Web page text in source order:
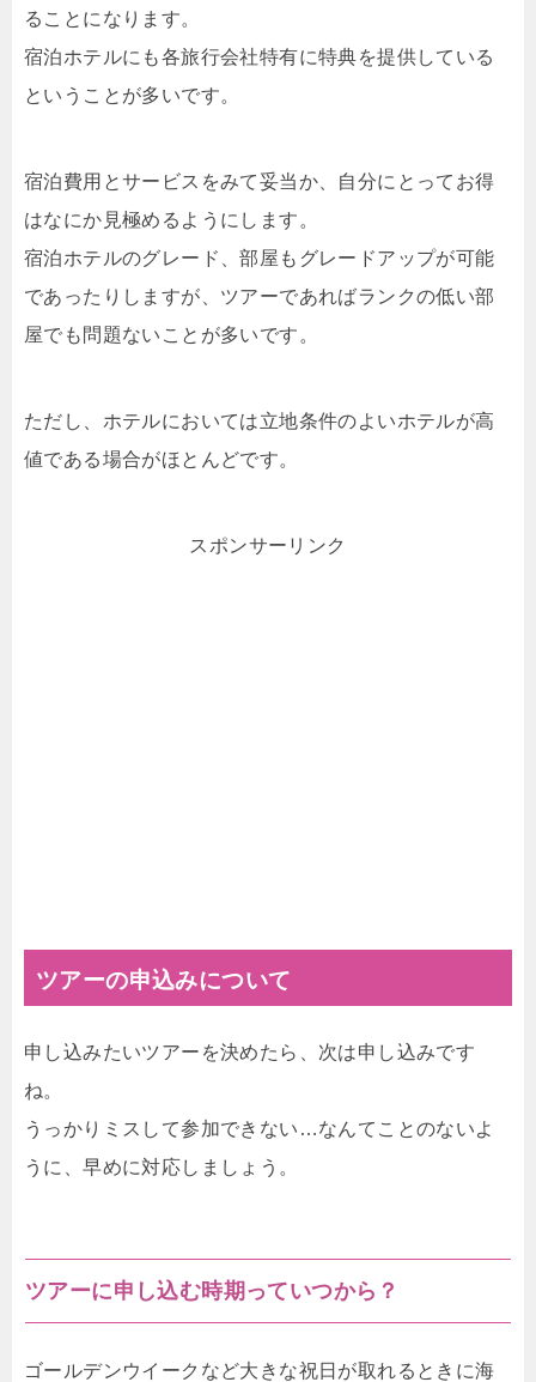
ることになります。
宿泊ホテルにも各旅行会社特有に特典を提供している
ということが多いです。
宿泊費用とサービスをみて妥当か、自分にとってお得
はなにか見極めるようにします。
宿泊ホテルのグレード、部屋もグレードアップが可能
であったりしますが、ツアーであればランクの低い部
屋でも問題ないことが多いです。
ただし、ホテルにおいては立地条件のよいホテルが高
値である場合がほとんどです。
スポンサーリンク
ツアーの申込みについて
申し込みたいツアーを決めたら、次は申し込みです
ね。
うっかりミスして参加できない…なんてことのないよ
うに、早めに対応しましょう。
ツアーに申し込む時期っていつから？
ゴールデンウイークなど大きな祝日が取れるときに海